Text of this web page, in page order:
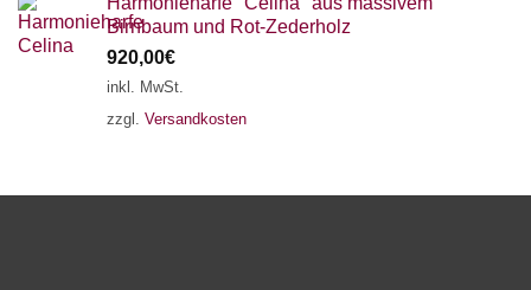
Birnbaum und Rot-Zederholz
920,00€
inkl. MwSt.
zzgl. Versandkosten